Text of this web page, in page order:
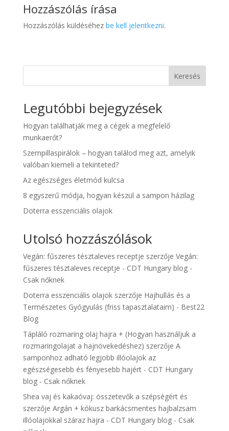
Hozzászólás írása
Hozzászólás küldéséhez be kell jelentkezni.
Keresés
Legutóbbi bejegyzések
Hogyan találhatják meg a cégek a megfelelő
munkaerőt?
Szempillaspirálok – hogyan találod meg azt, amelyik
valóban kiemeli a tekinteted?
Az egészséges életmód kulcsa
8 egyszerű módja, hogyan készül a sampon házilag
Doterra esszenciális olajok
Utolsó hozzászólások
Vegán: fűszeres tésztaleves receptje szerzője Vegán:
fűszeres tésztaleves receptje - CDT Hungary blog -
Csak nőknek
Doterra esszenciális olajokszerzője Hajhullás és a
Természetes Gyógyulás (friss tapasztalataim) - Best22
Blog
Tápláló rozmaring olaj hajra + (Hogyan használjuk a
rozmaringolajat a hajnövekedéshez) szerzője A
samponhoz adható legjobb illóolajok az
egészségesebb és fényesebb hajért - CDT Hungary
blog - Csak nőknek
Shea vaj és kakaóvaj: összetevők a szépségért és
szerzője Argán + kókusz barkácsmentes hajbalzsam
illóolajokkal száraz hajra - CDT Hungary blog - Csak